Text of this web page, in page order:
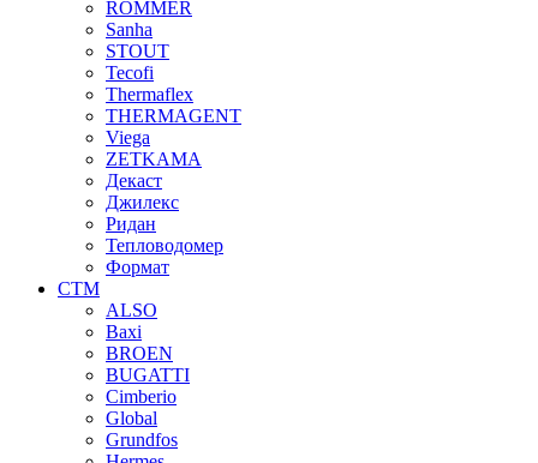
ROMMER
Sanha
STOUT
Tecofi
Thermaflex
THERMAGENT
Viega
ZETKAMA
Декаст
Джилекс
Ридан
Тепловодомер
Формат
СТМ
ALSO
Baxi
BROEN
BUGATTI
Cimberio
Global
Grundfos